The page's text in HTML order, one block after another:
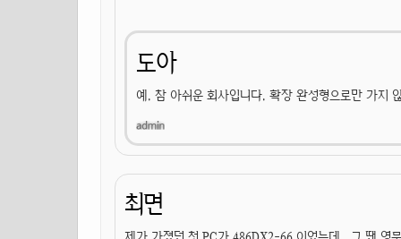
도아
예. 참 아쉬운 회사입니다. 확장 완성형으로만 가지
최면